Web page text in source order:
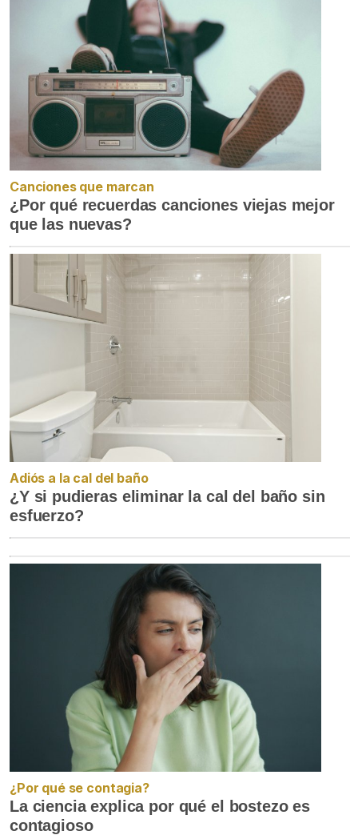
Canciones que marcan
¿Por qué recuerdas canciones viejas mejor
que las nuevas?
Adiós a la cal del baño
¿Y si pudieras eliminar la cal del baño sin
esfuerzo?
¿Por qué se contagia?
La ciencia explica por qué el bostezo es
contagioso